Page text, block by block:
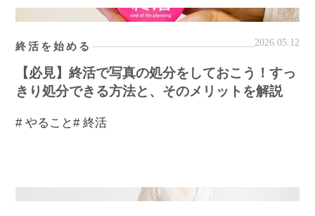
終活を始める 2026.05.12
【必見】終活で写真の処分をしておこう！すっ
きり処分できる方法と、そのメリットを解説
# やること# 終活